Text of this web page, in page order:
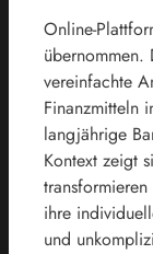
Online-
übernommen.
vereinfachte
Finanzmitteln
langjährige
Kontext zeigt
ihre
und